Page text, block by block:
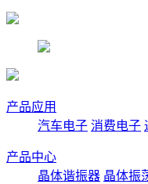
产品应用
汽车电子 消费电子
产品中心
晶体谐振器 晶体振